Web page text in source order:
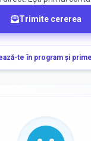
despre locuri
Trimite cererea
te în program și